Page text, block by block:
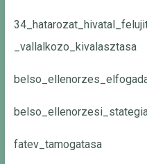
_vallalkozo_kivalasztasa
fatev_tamogatasa